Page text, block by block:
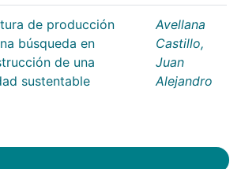
de producción
búsqueda en
de una
sustentable
Avellana
Castillo,
Juan
Alejandro